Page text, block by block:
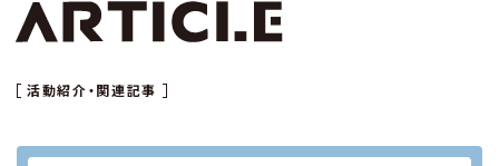
活動紹介・関連記事